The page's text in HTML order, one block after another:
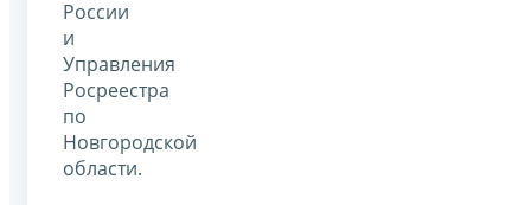
России
и
Управления
Росреестра
по
Новгородской
области.